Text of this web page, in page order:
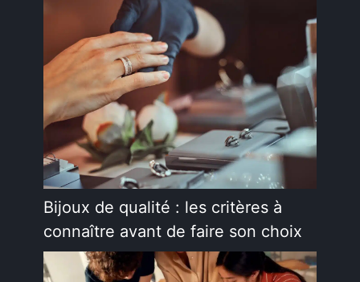
Bijoux de qualité : les critères à
connaître avant de faire son choix